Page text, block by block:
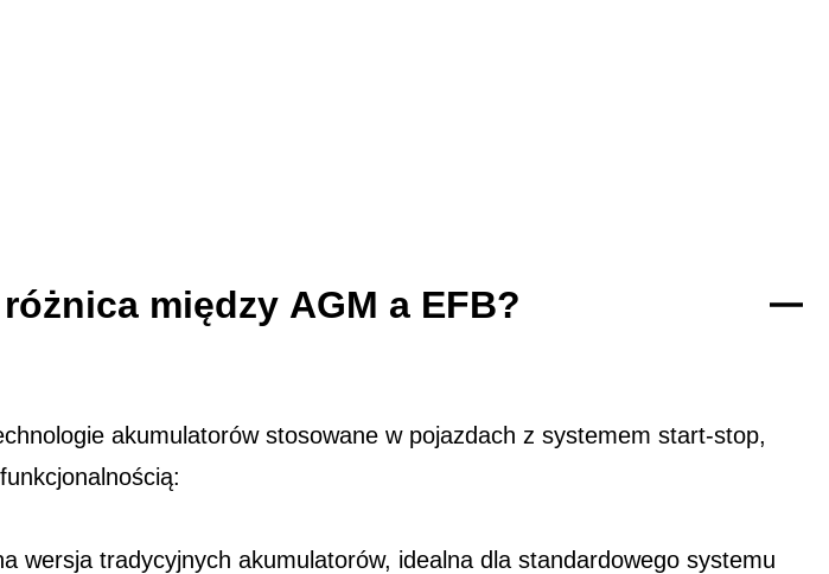
między AGM a EFB?
akumulatorów stosowane w pojazdach z systemem start-stop,
wersja tradycyjnych akumulatorów, idealna dla standardowego systemu